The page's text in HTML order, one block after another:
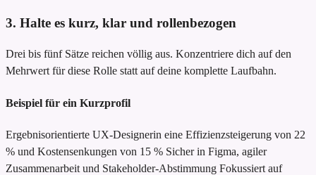
3. Halte es kurz, klar und rollenbezogen
Drei bis fünf Sätze reichen völlig aus. Konzentriere dich auf den
Mehrwert für diese Rolle statt auf deine komplette Laufbahn.
Beispiel für ein Kurzprofil
Ergebnisorientierte UX-Designerin eine Effizienzsteigerung von 22
% und Kostensenkungen von 15 % Sicher in Figma, agiler
Zusammenarbeit und Stakeholder-Abstimmung Fokussiert auf